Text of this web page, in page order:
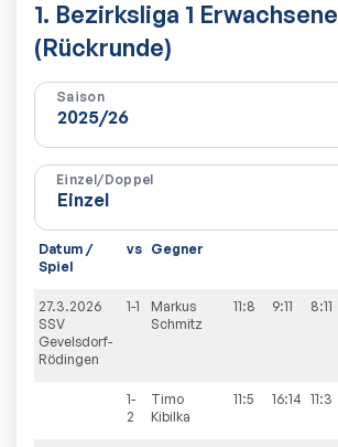
1. Bezirksliga 1 Erwachsene
(Rückrunde)
Saison
Einzel/Doppel
Datum /
Spiel
vs Gegner
27.3.2026
SSV
Gevelsdorf-
Rödingen
1-1
Markus
Schmitz
11:8 9:11 8:11
1-
2
Timo
Kibilka
11:5 16:14 11:3